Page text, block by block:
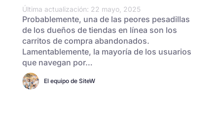
Última actualización: 22 mayo, 2025
Probablemente, una de las peores pesadillas
de los dueños de tiendas en línea son los
carritos de compra abandonados.
Lamentablemente, la mayoría de los usuarios
que navegan por…
El equipo de SiteW